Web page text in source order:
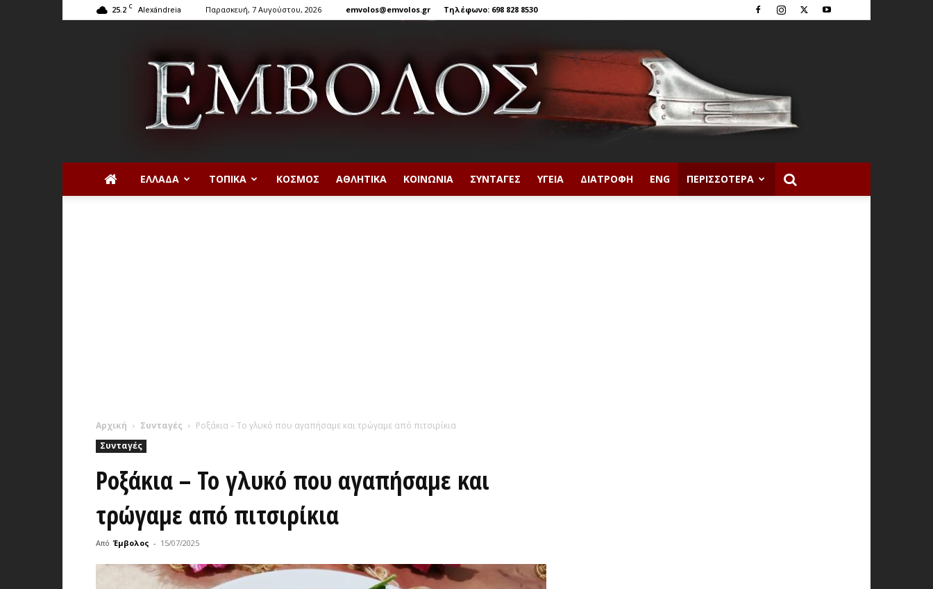
25.2 C Alexándreia Παρασκευή, 7 Αυγούστου, 2026 emvolos@emvolos.gr Τηλέφωνο: 698 828 8530
ΕΛΛΆΔΑ ΤΟΠΙΚΆ ΚΌΣΜΟΣ ΑΘΛΗΤΙΚΆ ΚΟΙΝΩΝΊΑ ΣΥΝΤΑΓΈΣ ΥΓΕΊΑ ΔΙΑΤΡΟΦΉ ENG ΠΕΡΙΣΣΌΤΕΡΑ
Αρχική Συνταγές
Ροξάκια – Το γλυκό που αγαπήσαμε και τρώγαμε από πιτσιρίκια
Συνταγές
Ροξάκια – Το γλυκό που αγαπήσαμε και
τρώγαμε από πιτσιρίκια
Από Έμβολος - 15/07/2025